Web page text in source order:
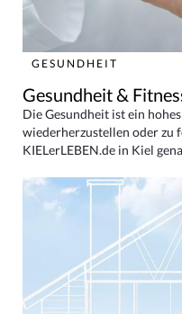
GESUNDHEIT
Gesundheit &
Die Gesundheit ist ein
wiederherzustellen oder zu
KIELerLEBEN.de in Kiel